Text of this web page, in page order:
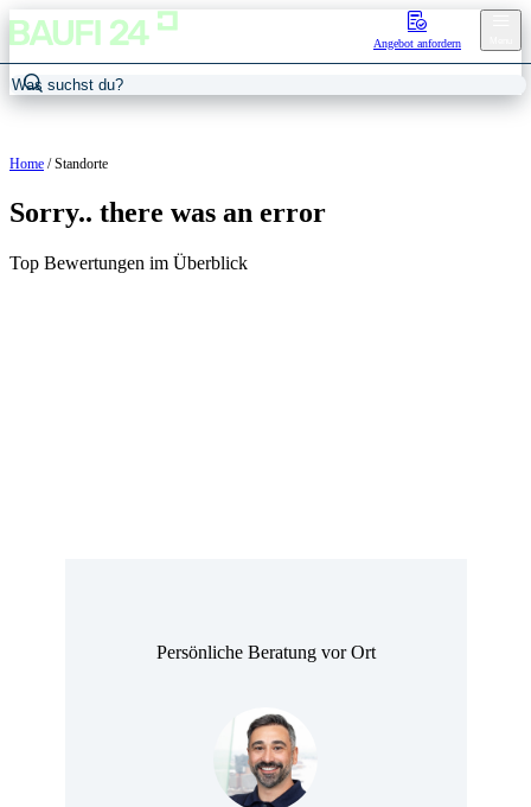
Angebot anfordern
Home /Standorte
Sorry.. there was an error
Top Bewertungen im Überblick
Persönliche Beratung vor Ort